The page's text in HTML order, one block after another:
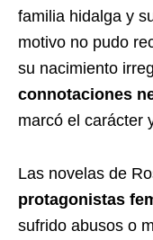
familia hidalga y
motivo no pudo
su nacimiento
connotaciones
marcó el carácter
Las novelas de
protagonistas
sufrido abusos o